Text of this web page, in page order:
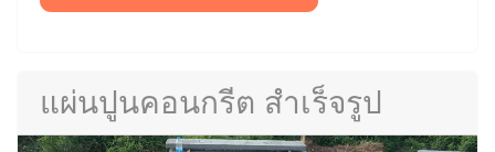
แผ่นปูนคอนกรีต สำเร็จรูป